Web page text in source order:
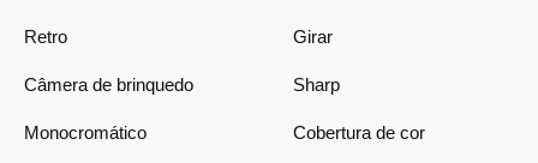
Retro
Câmera de brinquedo
Monocromático
Girar
Sharp
Cobertura de cor